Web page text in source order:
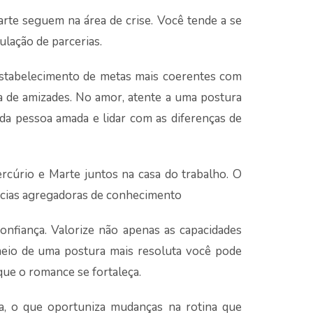
seguem na área de crise. Você tende a se
de parcerias.
de metas mais coerentes com
amizades. No amor, atente a uma postura
pessoa amada e lidar com as diferenças de
e Marte juntos na casa do trabalho. O
agregadoras de conhecimento
Valorize não apenas as capacidades
de uma postura mais resoluta você pode
o romance se fortaleça.
o que oportuniza mudanças na rotina que